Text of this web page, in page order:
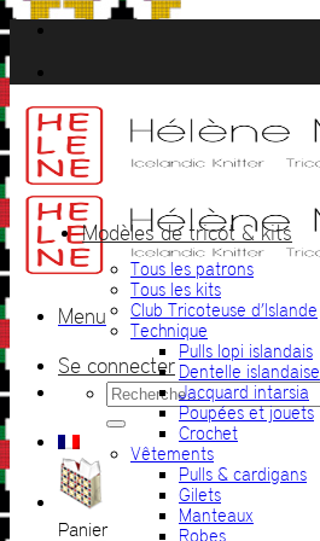
Passer
au
contenu
Menu
Se connecter
Recherche
pour :
Panier
Modèles de tricot & kits
Tous les patrons
Tous les kits
Club Tricoteuse d’Islande
Technique
Pulls lopi islandais
Dentelle islandaise
Jacquard intarsia
Poupées et jouets
Crochet
Vêtements
Pulls & cardigans
Gilets
Manteaux
Robes